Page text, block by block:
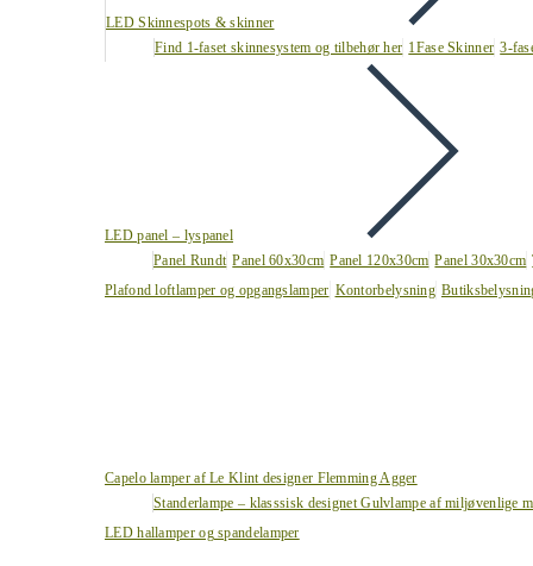
LED Skinnespots & skinner
Find 1-faset skinnesystem og tilbehør her 1Fase Skinner 3-
LED panel – lyspanel
Panel Rundt Panel 60x30cm Panel 120x30cm Panel 30x30cm
Plafond loftlamper og opgangslamper Kontorbelysning
Capelo lamper af Le Klint designer Flemming Agger
Standerlampe – klasssisk designet Gulvlampe af miljøvenlige
LED hallamper og spandelamper